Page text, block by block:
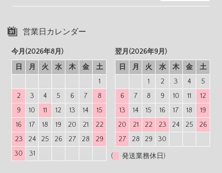
営業日カレンダー
今月(2026年8月)
日
月 火 水 木 金
土
1
2
3 4 5 6 7
8
9
10 11 12 13 14
15
16
17 18 19 20 21
22
23
24 25 26 27 28
29
30
31
翌月(2026年9月)
日
月 火 水 木 金
土
1
2 3 4
5
6
7 8 9 10 11
12
13
14 15 16 17 18
19
20
21 22 23 24 25
26
27
28 29 30
( 発送業務休日)